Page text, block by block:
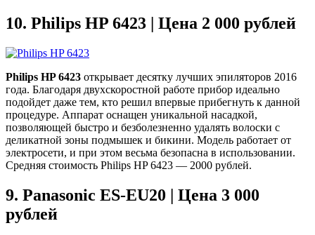
10. Philips HP 6423 | Цена 2 000 рублей
Philips HP6423 открывает десятку лучших эпиляторов 2016
года. Благодаря двухскоростной работе прибор идеально
подойдет даже тем, кто решил впервые прибегнуть к данной
процедуре. Аппарат оснащен уникальной насадкой,
позволяющей быстро и безболезненно удалять волоски с
деликатной зоны подмышек и бикини. Модель работает от
электросети, и при этом весьма безопасна в использовании.
Средняя стоимость Philips HP 6423 — 2000 рублей.
9. Panasonic ES-EU20 | Цена 3 000
рублей